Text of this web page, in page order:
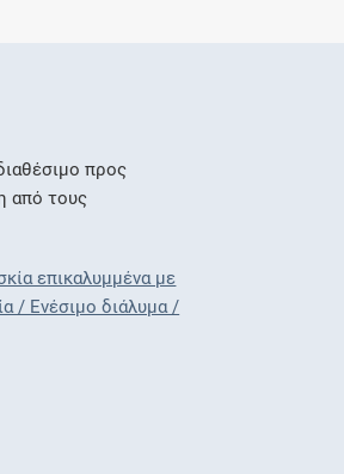
προς
από τους
επικαλυμμένα με
/ Ενέσιμο διάλυμα /